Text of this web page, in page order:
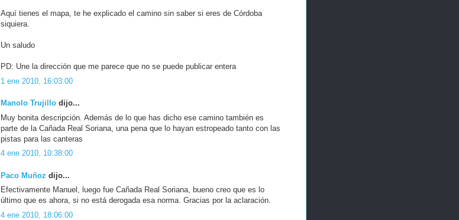
Aquí tienes el mapa, te he explicado el camino sin saber si eres de Córdoba
siquiera.
Un saludo
PD: Une la dirección que me parece que no se puede publicar entera
1 ene 2010, 16:03:00
Manolo Trujillo dijo...
Muy bonita descripción. Además de lo que has dicho ese camino también es
parte de la Cañada Real Soriana, una pena que lo hayan estropeado tanto con las
pistas para las canteras
4 ene 2010, 10:38:00
Paco Muñoz dijo...
Efectivamente Manuel, luego fue Cañada Real Soriana, bueno creo que es lo
último que es ahora, si no está derogada esa norma. Gracias por la aclaración.
4 ene 2010, 18:06:00